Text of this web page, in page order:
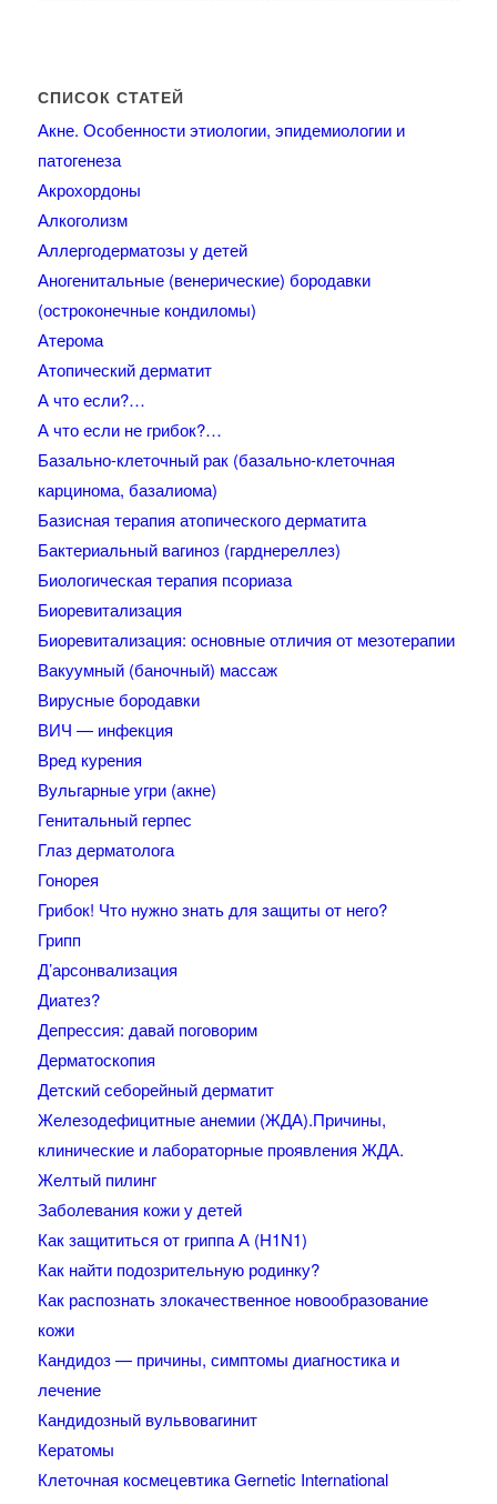
СПИСОК СТАТЕЙ
Акне. Особенности этиологии, эпидемиологии и
патогенеза
Акрохордоны
Алкоголизм
Аллергодерматозы у детей
Аногенитальные (венерические) бородавки
(остроконечные кондиломы)
Атерома
Атопический дерматит
А что если?…
А что если не грибок?…
Базально-клеточный рак (базально-клеточная
карцинома, базалиома)
Базисная терапия атопического дерматита
Бактериальный вагиноз (гарднереллез)
Биологическая терапия псориаза
Биоревитализация
Биоревитализация: основные отличия от мезотерапии
Вакуумный (баночный) массаж
Вирусные бородавки
ВИЧ — инфекция
Вред курения
Вульгарные угри (акне)
Генитальный герпес
Глаз дерматолога
Гонорея
Грибок! Что нужно знать для защиты от него?
Грипп
Д’арсонвализация
Диатез?
Депрессия: давай поговорим
Дерматоскопия
Детский себорейный дерматит
Железодефицитные анемии (ЖДА).Причины,
клинические и лабораторные проявления ЖДА.
Желтый пилинг
Заболевания кожи у детей
Как защититься от гриппа А (H1N1)
Как найти подозрительную родинку?
Как распознать злокачественное новообразование
кожи
Кандидоз — причины, симптомы диагностика и
лечение
Кандидозный вульвовагинит
Кератомы
Клеточная космецевтика Gernetic International